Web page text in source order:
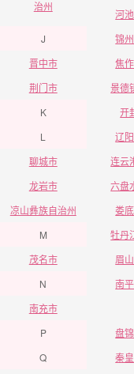
治州
河
J
锦
晋中市
焦
荆门市
景德
K
开
L
辽
聊城市
连云
龙岩市
六盘
凉山彝族自治州
娄
M
牡丹
茂名市
眉
N
南
南充市
P
盘
Q
秦